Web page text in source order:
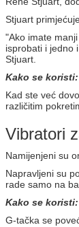
Stjuart
"Ako imate
isprobati i jedno
Stjuart.
Kako se koristi:
Kad ste već
različitim
Vibratori
Namijenjeni su
Napravljeni su
rade samo na
Kako se koristi:
G-tačka se